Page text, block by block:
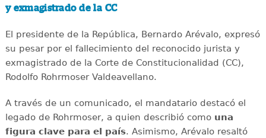
y exmagistrado de la CC
El presidente de la República, Bernardo Arévalo, expresó
su pesar por el fallecimiento del reconocido jurista y
exmagistrado de la Corte de Constitucionalidad (CC),
Rodolfo Rohrmoser Valdeavellano.
A través de un comunicado, el mandatario destacó el
legado de Rohrmoser, a quien describió comouna
figura clave para el país. Asimismo, Arévalo resaltó